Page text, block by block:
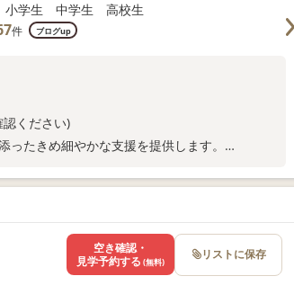
小学生 中学生 高校生
件 ブログup
ください)
たきめ細やかな支援を提供します。
空き確認・
見学予約する (無料) リストに保存